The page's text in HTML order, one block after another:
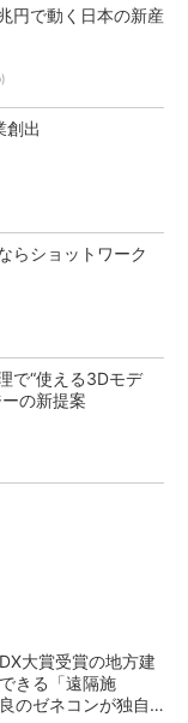
円で動く日本の新産
創出
らショットワーク
で“使える3Dモデ
の新提案
大賞受賞の地方建
きる「遠隔施
のゼネコンが独自